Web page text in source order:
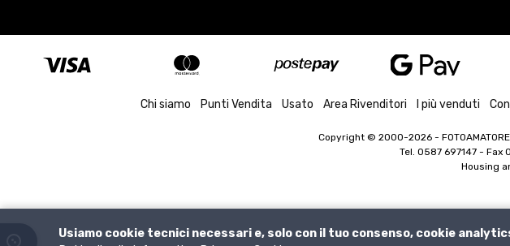
Chi siamo Punti Vendita Usato Area Rivenditori I più venduti
Copyright © 2000-2026 -
Tel. 0587 697147 - Fax
Housing
Usiamo cookie tecnici necessari e, solo con il tuo consenso, cookie